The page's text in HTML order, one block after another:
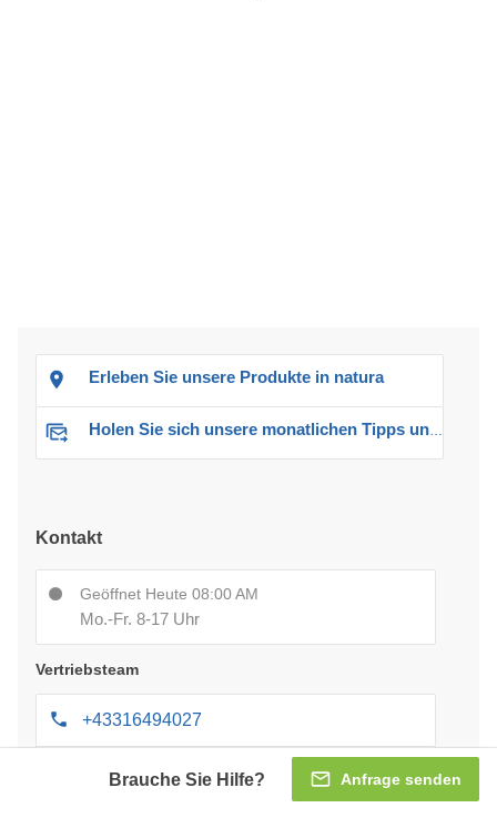
Anfrage senden
Brauche Sie Hilfe?
Erleben Sie unsere Produkte in natura
Holen Sie sich unsere monatlichen Tipps und Angebote
Kontakt
Geöffnet Heute 08:00 AM
Mo.-Fr. 8-17 Uhr
Vertriebsteam
+43316494027
[email protected]